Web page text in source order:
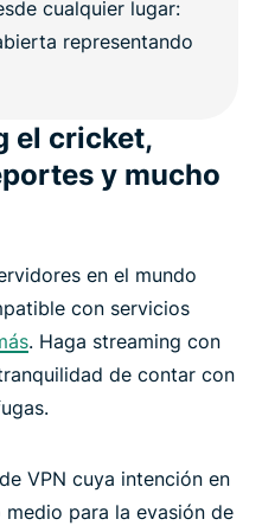
el cricket,
y mucho
en el mundo
con servicios
. Haga streaming con
de contar con
VPN cuya intención en
para la evasión de